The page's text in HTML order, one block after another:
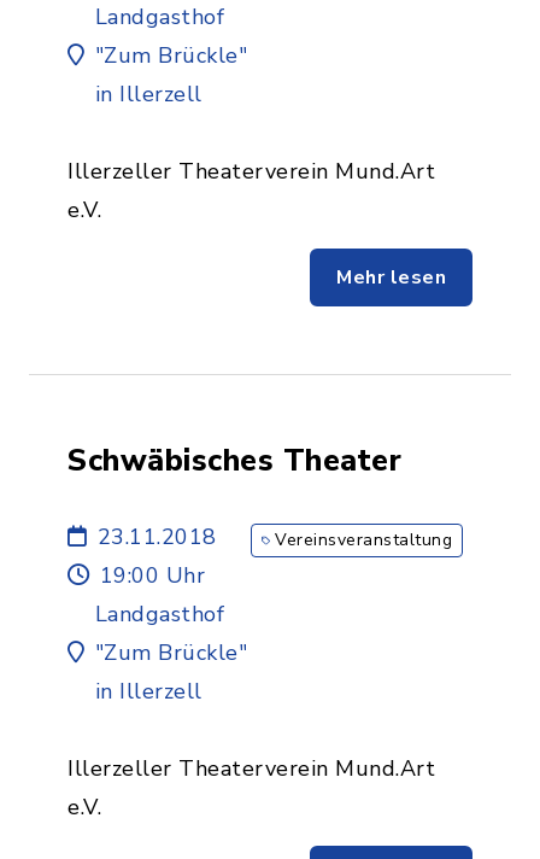
Landgasthof
"Zum Brückle"
in Illerzell
Illerzeller Theaterverein Mund.Art
e.V.
Mehr lesen
Schwäbisches Theater
23.11.2018
19:00 Uhr
Landgasthof
"Zum Brückle"
in Illerzell
Vereinsveranstaltung
Illerzeller Theaterverein Mund.Art
e.V.